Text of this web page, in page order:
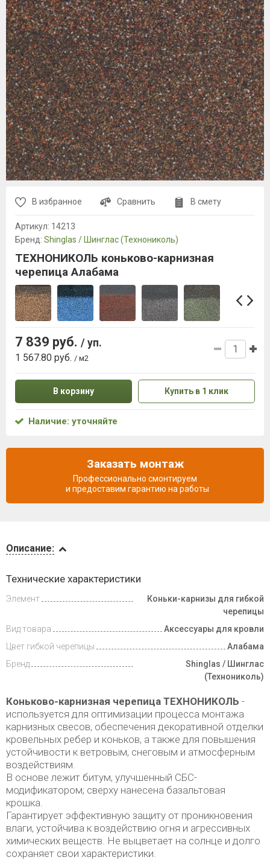
и оплата
Описание:
Технические характеристики
Элемент
Коньки-карнизы для гибкой
черепицы
Вид товара
Аксессуары для кровли
Цвет гибкой черепицы
Алабама
Бренд
Shinglas / Шинглас
(Технониколь)
Коньково-карнизная черепица ТЕХНОНИКОЛЬ -
используется для оптимизации процесса монтажа
карнизных свесов, обеспечения декоративной отделки
кровельных ребер и коньков, а также для повышения
устойчивости к ветровым, снеговым и атмосферным
воздействиям.
В основе лежит битум, улучшенный СБС-
модификатором; сверху нанесена базальтовая
крошка.
Гарантирует эффективную защиту от проникновения
влаги, устойчива к воздействию огня и агрессивных
химических веществ. Не выцветает на солнце и долго
сохраняет свои характеристики.
В избранное Сравнить В смету
Артикул: 14213
Бренд: Shinglas / Шинглас (Технониколь)
ТЕХНОНИКОЛЬ коньково-карнизная
черепица Алабама
7 839 руб. / уп.
1 567.80 руб. / м2
В корзину Купить в 1 клик
Наличие: уточняйте
Заказать монтаж
Профессионально смонтируем
и предоставим гарантию на работы